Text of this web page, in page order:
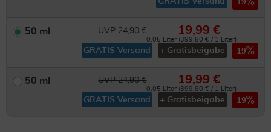
19
50 ml UVP 24,90 € 19,99 €
0.05 Liter (399,80 € / 1 Liter)
GRATIS Versand + Gratisbeigabe 19
50 ml UVP 24,90 € 19,99 €
0.05 Liter (399,80 € / 1 Liter)
GRATIS Versand + Gratisbeigabe 19